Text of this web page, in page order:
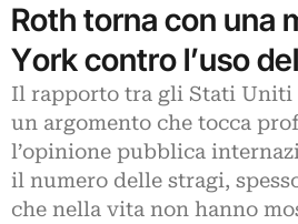
Roth torna con una
York contro l’uso
Il rapporto tra gli Stati Uniti
un argomento che tocca
l’opinione pubblica
il numero delle stragi,
che nella vita non hanno